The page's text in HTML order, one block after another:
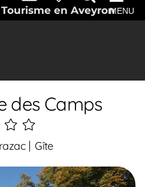
en AveyronMENU
des Camps
Gîte